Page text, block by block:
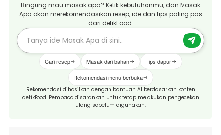
Bingung mau masak apa? Ketik kebutuhanmu, dan Masak
Apa akan merekomendasikan resep, ide dan tips paling pas
dari detikFood.
Cari resep Masak dari bahan Tips dapur
Rekomendasi menu berbuka
Rekomendasi dihasilkan dengan bantuan AI berdasarkan konten
detikFood. Pembaca disarankan untuk tetap melakukan pengecekan
ulang sebelum digunakan.